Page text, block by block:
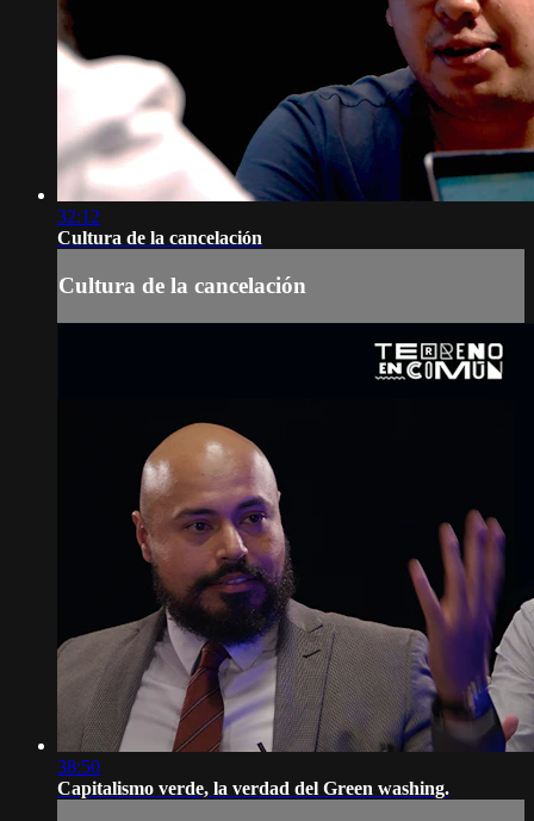
32:12
Cultura de la cancelación
Cultura de la cancelación
38:50
Capitalismo verde, la verdad del Green washing.